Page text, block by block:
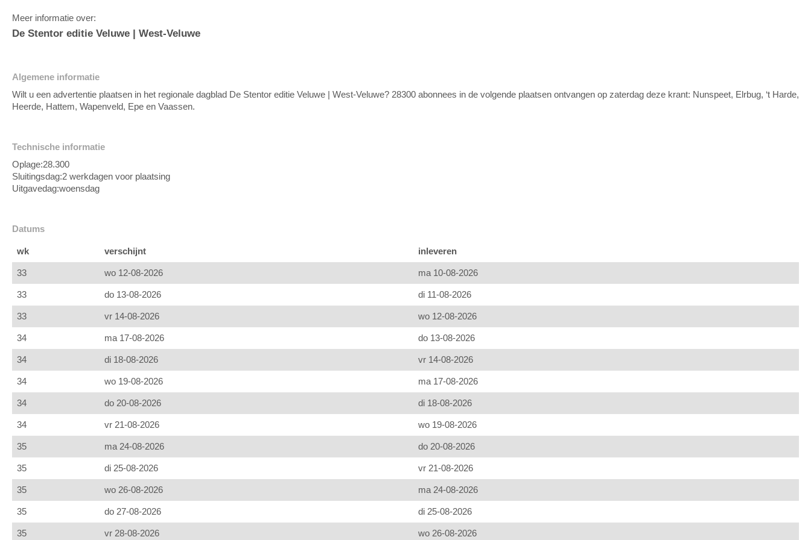
Meer informatie over:
De Stentor editie Veluwe | West-Veluwe
Algemene informatie
Wilt u een advertentie plaatsen in het regionale dagblad De Stentor editie Veluwe | West-Veluwe? 28300 abonnees in de volgende plaatsen ontvangen op zaterdag deze krant: Nunspeet, Elrbug, ‘t Harde,
Heerde, Hattem, Wapenveld, Epe en Vaassen.
Technische informatie
Oplage:28.300
Sluitingsdag:2 werkdagen voor plaatsing
Uitgavedag:woensdag
Datums
wk verschijnt inleveren
33 wo 12-08-2026 ma 10-08-2026
33 do 13-08-2026 di 11-08-2026
33 vr 14-08-2026 wo 12-08-2026
34 ma 17-08-2026 do 13-08-2026
34 di 18-08-2026 vr 14-08-2026
34 wo 19-08-2026 ma 17-08-2026
34 do 20-08-2026 di 18-08-2026
34 vr 21-08-2026 wo 19-08-2026
35 ma 24-08-2026 do 20-08-2026
35 di 25-08-2026 vr 21-08-2026
35 wo 26-08-2026 ma 24-08-2026
35 do 27-08-2026 di 25-08-2026
35 vr 28-08-2026 wo 26-08-2026